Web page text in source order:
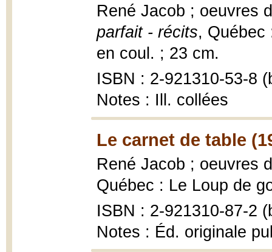
René Jacob ; oeuvres
parfait - récits, Québec
en coul. ; 23 cm.
ISBN : 2-921310-53-8
Notes : Ill. collées
Le carnet de table
René Jacob ; oeuvres
Québec : Le Loup de
ISBN : 2-921310-87-2
Notes : Éd. originale